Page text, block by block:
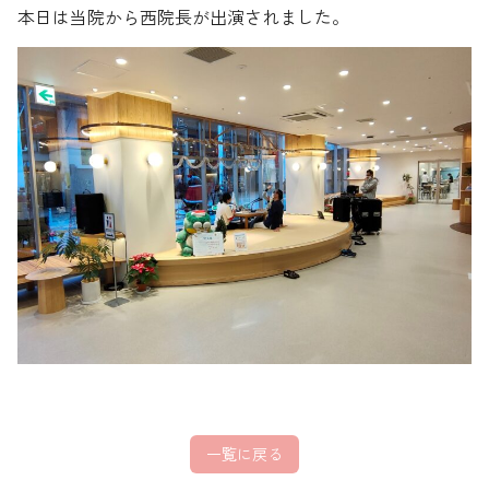
本日は当院から西院長が出演されました。
一覧に戻る